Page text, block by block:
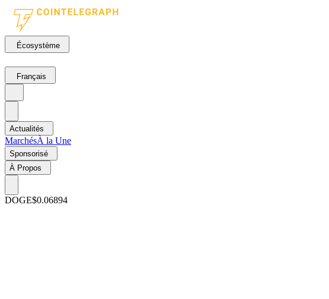
Écosystème
Français
Actualités
MarchésÀ la Une
Sponsorisé
À Propos
DOGE$0.06894